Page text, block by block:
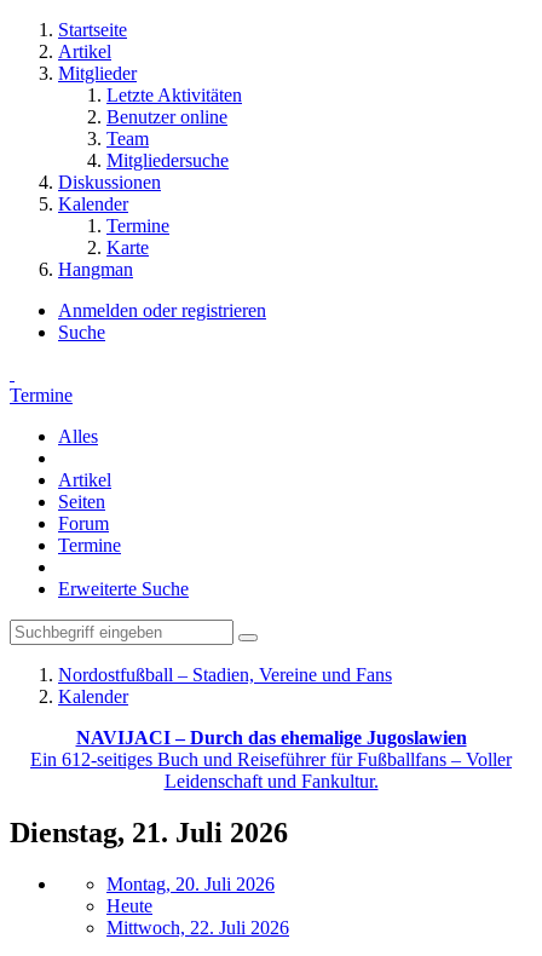
Startseite
Artikel
Mitglieder
Letzte Aktivitäten
Benutzer online
Team
Mitgliedersuche
Diskussionen
Kalender
Termine
Karte
Hangman
Anmelden oder registrieren
Suche
Termine
Alles
Artikel
Seiten
Forum
Termine
Erweiterte Suche
Nordostfußball – Stadien, Vereine und Fans
Kalender
NAVIJACI – Durch das ehemalige Jugoslawien
Ein 612-seitiges Buch und Reiseführer für Fußballfans – Voller
Leidenschaft und Fankultur.
Dienstag, 21. Juli 2026
Montag, 20. Juli 2026
Heute
Mittwoch, 22. Juli 2026